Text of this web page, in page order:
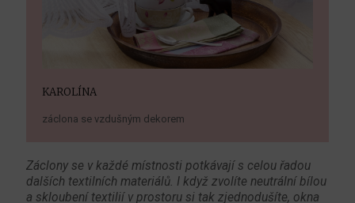
KAROLÍNA
záclona se vzdušným dekorem
Záclony se v každé místnosti potkávají s celou řadou
dalších textilních materiálů. I když zvolíte neutrální bílou
a skloubení textilií v prostoru si tak zjednodušíte, okna